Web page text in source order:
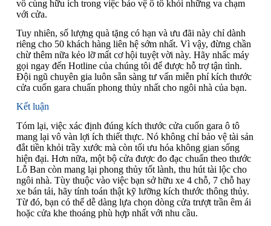
vô cùng hữu ích trong việc bảo vệ ô tô khỏi những va chạm
với cửa.
Tuy nhiên, số lượng quà tặng có hạn và ưu đãi này chỉ dành
riêng cho 50 khách hàng liên hệ sớm nhất. Vì vậy, đừng chần
chừ thêm nữa kẻo lỡ mất cơ hội tuyệt vời này. Hãy nhấc máy
gọi ngay đến Hotline của chúng tôi để được hỗ trợ tận tình.
Đội ngũ chuyên gia luôn sẵn sàng tư vấn miễn phí kích thước
cửa cuốn gara chuẩn phong thủy nhất cho ngôi nhà của bạn.
Kết luận
Tóm lại, việc xác định đúng kích thước cửa cuốn gara ô tô
mang lại vô vàn lợi ích thiết thực. Nó không chỉ bảo vệ tài sản
đắt tiền khỏi trầy xước mà còn tối ưu hóa không gian sống
hiện đại. Hơn nữa, một bộ cửa được đo đạc chuẩn theo thước
Lỗ Ban còn mang lại phong thủy tốt lành, thu hút tài lộc cho
ngôi nhà. Tùy thuộc vào việc bạn sở hữu xe 4 chỗ, 7 chỗ hay
xe bán tải, hãy tính toán thật kỹ lưỡng kích thước thông thủy.
Từ đó, bạn có thể dễ dàng lựa chọn dòng cửa trượt trần êm ái
hoặc cửa khe thoáng phù hợp nhất với nhu cầu.